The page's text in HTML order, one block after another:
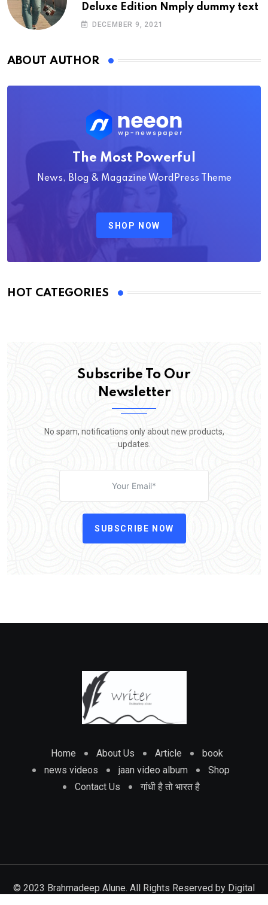
Deluxe Edition Nmply dummy text
DECEMBER 9, 2021
ABOUT AUTHOR
The Most Powerful
News, Blog & Magazine WordPress Theme
SHOP NOW
HOT CATEGORIES
Subscribe To Our
Newsletter
No spam, notifications only about new products,
updates.
SUBSCRIBE NOW
Home About Us Article
book
news videos
jaan video album
Shop
Contact Us
गांधी है तो भारत है
© 2023 Brahmadeep Alune. All Rights Reserved by Digital